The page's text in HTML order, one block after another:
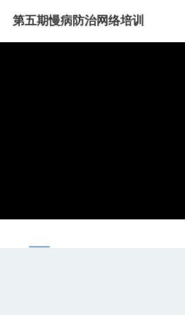
第五期慢病防治网络培训